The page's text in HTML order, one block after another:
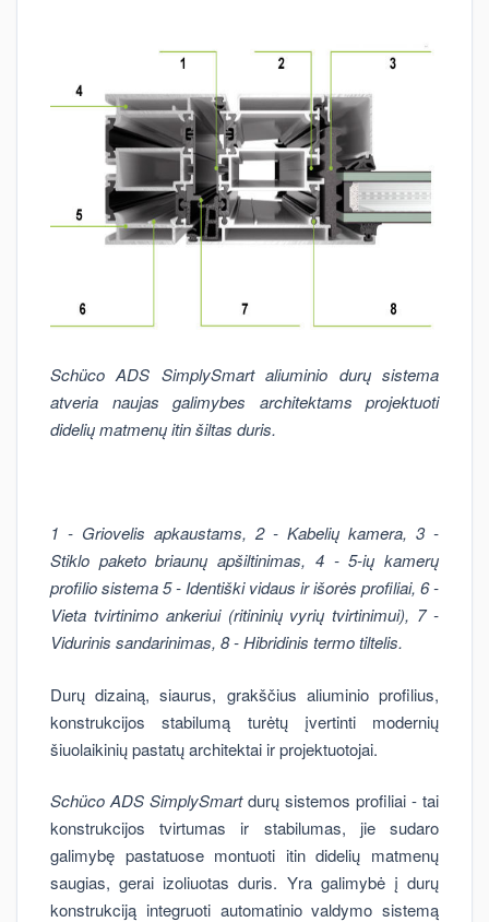
Schüco ADS SimplySmart aliuminio durų sistema
atveria naujas galimybes architektams projektuoti
didelių matmenų itin šiltas duris.
1 - Griovelis apkaustams, 2 - Kabelių kamera, 3 -
Stiklo paketo briaunų apšiltinimas, 4 - 5-ių kamerų
profilio sistema 5 - Identiški vidaus ir išorės profiliai, 6 -
Vieta tvirtinimo ankeriui (ritininių vyrių tvirtinimui), 7 -
Vidurinis sandarinimas, 8 - Hibridinis termo tiltelis.
Durų dizainą, siaurus, grakščius aliuminio profilius,
konstrukcijos stabilumą turėtų įvertinti modernių
šiuolaikinių pastatų architektai ir projektuotojai.
Schüco ADS SimplySmartdurų sistemos profiliai - tai
konstrukcijos tvirtumas ir stabilumas, jie sudaro
galimybę pastatuose montuoti itin didelių matmenų
saugias, gerai izoliuotas duris. Yra galimybė į durų
konstrukciją integruoti automatinio valdymo sistemą